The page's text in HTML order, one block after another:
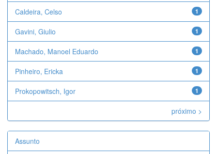
1
Caldeira, Celso
1
Gavini, Giulio
1
Machado, Manoel Eduardo
1
Pinheiro, Ericka
1
Prokopowitsch, Igor
próximo >
Assunto